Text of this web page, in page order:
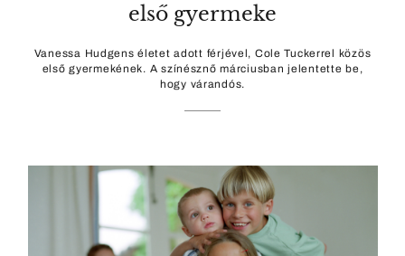
első gyermeke
Vanessa Hudgens életet adott férjével, Cole Tuckerrel közös
első gyermekének. A színésznő márciusban jelentette be,
hogy várandós.